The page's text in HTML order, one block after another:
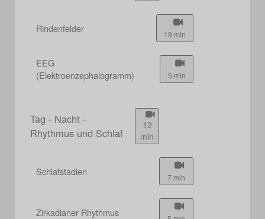
Rindenfelder 19 min
EEG
(Elektroenzephalogramm)
5 min
Tag - Nacht -
Rhythmus und Schlaf
12
min
Schlafstadien 7 min
Zirkadianer Rhythmus